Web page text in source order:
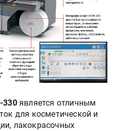
330является отличным
для косметической и
лакокрасочных